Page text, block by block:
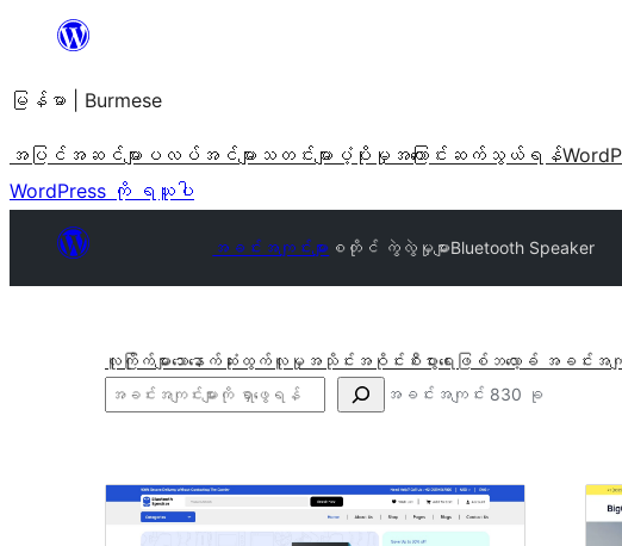
အကြောင်းအရာ
ကျော်သွား
ရန်
မြန်မာ | Burmese
အပြင်အဆင်များ ပလပ်အင်များ သတင်းများ ပံ့ပိုးမှု အကြောင်း ဆက်သွယ်ရန်
WordPress ကို ရယူပါ
အခင်းအကျင်းများ စတိုင် ကွဲလွဲမှုများBluetooth Speaker
လူကြိုက်များသောနောက်ဆုံးထွက် လူမှုအသိုင်းအဝိုင်း စီးပွားရေးဖြစ် ဘလော့ခ် အခင်းအကျင်
ရှာ
အခင်းအကျင်း 830 ခု
စ
တိုင်